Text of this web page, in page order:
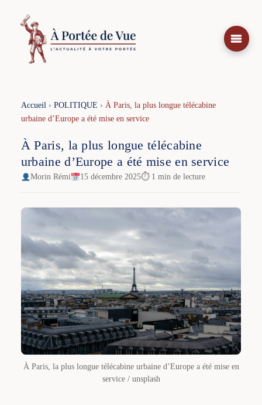
contenu
Accueil› POLITIQUE › À Paris, la plus longue télécabine
urbaine d’Europe a été mise en service
À Paris, la plus longue télécabine
urbaine d’Europe a été mise en service
Morin Rémi 15 décembre 2025⏱ 1 min de lecture
À Paris, la plus longue télécabine urbaine d’Europe a été mise en
service / unsplash